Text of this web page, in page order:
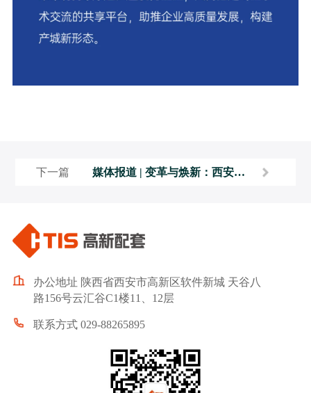
下一篇
媒体报道 | 变革与焕新：西安高
办公地址 陕西省西安市高新区软件新城 天谷八
路156号云汇谷C1楼11、12层
联系方式 029-88265895